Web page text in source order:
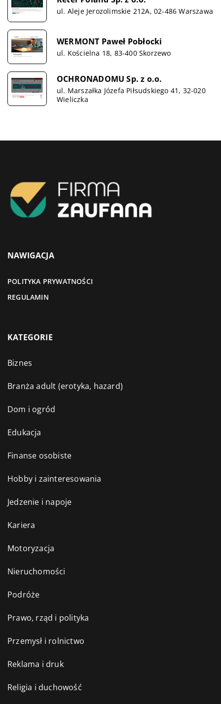
ul. Aleje Jerozolimskie 212A, 02-486 Warszawa
WERMONT Paweł Pobłocki
ul. Kościelna 18, 83-400 Skorzewo
OCHRONADOMU Sp. z o.o.
ul. Marszałka Józefa Piłsudskiego 41, 32-020
Wieliczka
NAWIGACJA
POLITYKA PRYWATNOŚCI
REGULAMIN
KATEGORIE
Biznes
Branża adult (erotyka, hazard)
Dom i ogród
Edukacja
Finanse osobiste
Hobby i zainteresowania
Jedzenie i napoje
Kariera
Motoryzacja
Nieruchomości
Podróże
Prawo, rząd i polityka
Przemysł i rolnictwo
Reklama i druk
Religia i duchowość